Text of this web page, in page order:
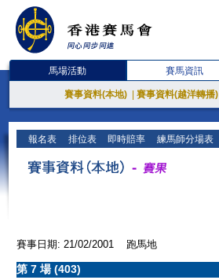
馬場活動 賽馬資訊
賽事資料(本地) 賽事資料(越洋轉播)
報名表 排位表 即時賠率 練馬師分場表
賽事日期: 21/02/2001 跑馬地
第 7 場 (403)